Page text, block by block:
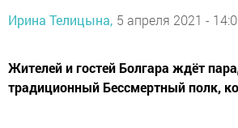
Ирина Телицына, 5 апреля 2021 -
Жителей и гостей Болгара ждёт
традиционный Бессмертный полк,